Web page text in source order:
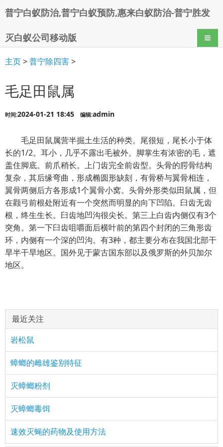
普宁白蚁防治,普宁白蚁预防,惠来白蚁防治-普宁胜发
灭白蚁公司移动版 导航
主页>普宁除四害>
毛足田鼠属
时间:2024-01-21 18:45 编辑:admin
毛足田鼠属营半掘土生活的种类。尾很短，尾长小于体
长的1/2。耳小，几乎不露出毛被外。脚掌生有浓密的毛，遮
盖住脚底。前爪稍长。上门齿完全前齿型。头骨的腭骨结构
复杂，其后缘弯曲，形成椭圆形缺刻，有骨桥与翼骨相连，
翼骨两侧后方各形成1个翼骨小窝。头骨外形类似田鼠属，但
在颧弓前根处附近有一个突然而明显的向下凹陷。臼齿无齿
根，终生生长。臼齿地凹沟很尖长。第三上白齿内侧仅有3个
突角。第一下臼齿咀嚼面后横叶前的第四个封闭的三角形齿
环，内侧有一个深的凹沟。有3种，都主要分布在我国北部干
旱半干旱地区。国外见于蒙古国东部以及俄罗斯的外贝加尔
地区。
最近关注
岩松鼠
蟑螂的雌雄鉴别特征
灭蟑螂粉剂
灭蟑螂毒饵
速效灭蝇的药物及使用方法